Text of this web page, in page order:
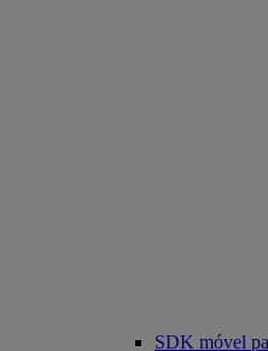
SDK móvel